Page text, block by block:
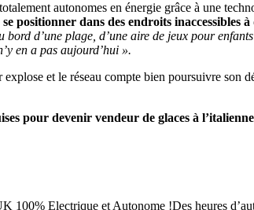
autonomes en énergie grâce à une
se positionner dans des endroits inaccessibles
d’une plage, d’une aire de jeux pour
en a pas aujourd’hui ».
et le réseau compte bien poursuivre son
pour devenir vendeur de glaces à
100% Electrique et Autonome !Des heures